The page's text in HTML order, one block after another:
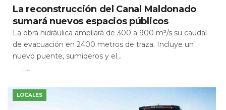
La reconstrucción del Canal Maldonado
sumará nuevos espacios públicos
La obra hidráulica ampliará de 300 a 900 m³/s su caudal
de evacuación en 2400 metros de traza. Incluye un
nuevo puente, sumideros y el...
Leer Más
LOCALES